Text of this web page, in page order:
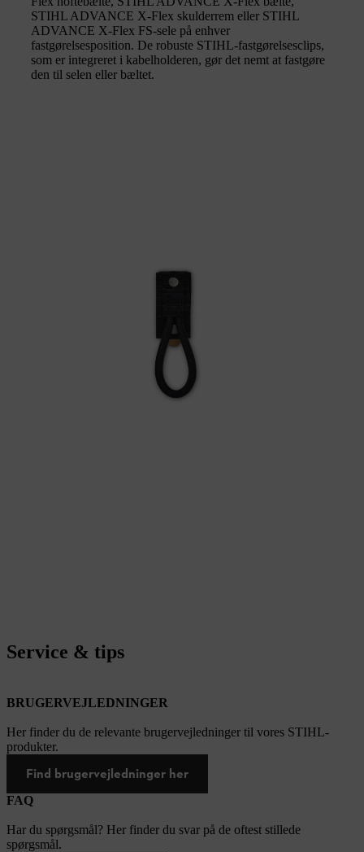
STIHL ADVANCE X-Flex skulderrem eller STIHL
ADVANCE X-Flex FS-sele på enhver
fastgørelsesposition. De robuste STIHL-fastgørelsesclips,
som er integreret i kabelholderen, gør det nemt at fastgøre
den til selen eller bæltet.
Service & tips
BRUGERVEJLEDNINGER
Her finder du de relevante brugervejledninger til vores STIHL-
produkter.
Find brugervejledninger her
FAQ
Har du spørgsmål? Her finder du svar på de oftest stillede
spørgsmål.